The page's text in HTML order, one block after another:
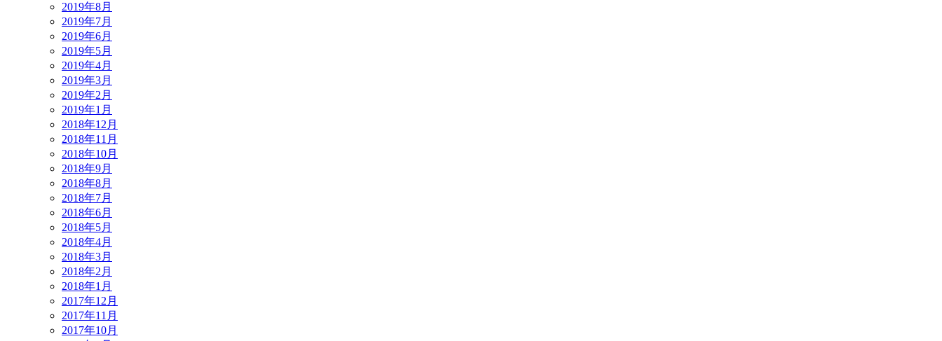
2019年8月
2019年7月
2019年6月
2019年5月
2019年4月
2019年3月
2019年2月
2019年1月
2018年12月
2018年11月
2018年10月
2018年9月
2018年8月
2018年7月
2018年6月
2018年5月
2018年4月
2018年3月
2018年2月
2018年1月
2017年12月
2017年11月
2017年10月